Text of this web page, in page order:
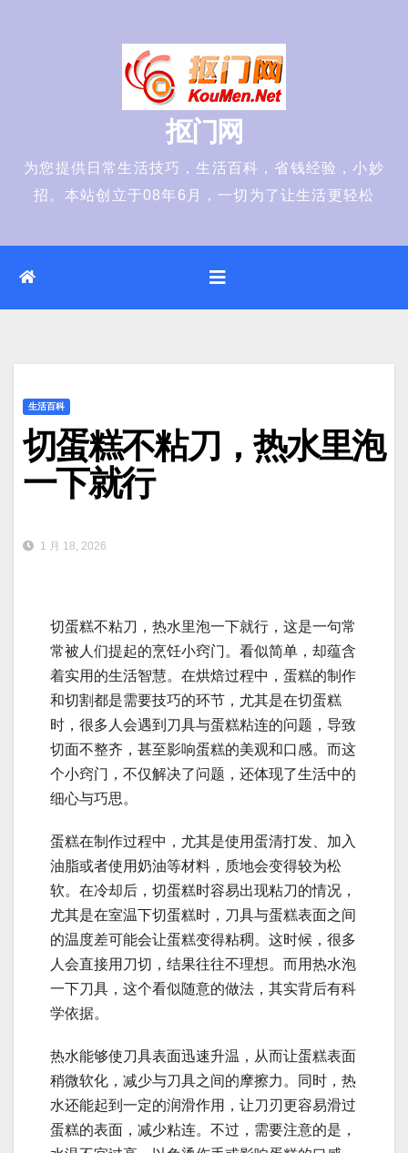
抠门网
为您提供日常生活技巧，生活百科，省钱经验，小妙
招。本站创立于08年6月，一切为了让生活更轻松
生活百科
切蛋糕不粘刀，热水里泡
一下就行
1 月 18, 2026
切蛋糕不粘刀，热水里泡一下就行，这是一句常
常被人们提起的烹饪小窍门。看似简单，却蕴含
着实用的生活智慧。在烘焙过程中，蛋糕的制作
和切割都是需要技巧的环节，尤其是在切蛋糕
时，很多人会遇到刀具与蛋糕粘连的问题，导致
切面不整齐，甚至影响蛋糕的美观和口感。而这
个小窍门，不仅解决了问题，还体现了生活中的
细心与巧思。
蛋糕在制作过程中，尤其是使用蛋清打发、加入
油脂或者使用奶油等材料，质地会变得较为松
软。在冷却后，切蛋糕时容易出现粘刀的情况，
尤其是在室温下切蛋糕时，刀具与蛋糕表面之间
的温度差可能会让蛋糕变得粘稠。这时候，很多
人会直接用刀切，结果往往不理想。而用热水泡
一下刀具，这个看似随意的做法，其实背后有科
学依据。
热水能够使刀具表面迅速升温，从而让蛋糕表面
稍微软化，减少与刀具之间的摩擦力。同时，热
水还能起到一定的润滑作用，让刀刃更容易滑过
蛋糕的表面，减少粘连。不过，需要注意的是，